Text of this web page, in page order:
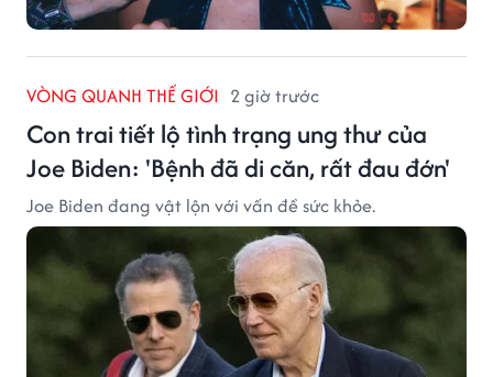
VÒNG QUANH THẾ GIỚI 2 giờ trước
Con trai tiết lộ tình trạng ung thư của
Joe Biden: 'Bệnh đã di căn, rất đau đớn'
Joe Biden đang vật lộn với vấn đề sức khỏe.